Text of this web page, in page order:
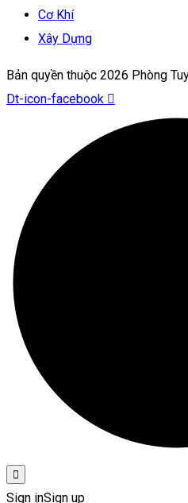
Cơ Khí
Xây Dựng
Bản quyền thuộc 2026 Phòng
Dt-icon-facebook
Sign inSign up